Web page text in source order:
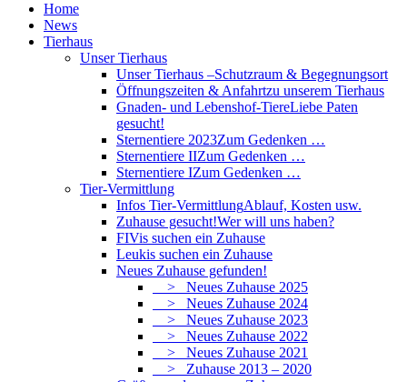
Home
News
Tierhaus
Unser Tierhaus
Unser Tierhaus –Schutzraum & Begegnungsort
Öffnungszeiten & Anfahrtzu unserem Tierhaus
Gnaden- und Lebenshof-TiereLiebe Paten
gesucht!
Sternentiere 2023Zum Gedenken …
Sternentiere IIZum Gedenken …
Sternentiere IZum Gedenken …
Tier-Vermittlung
Infos Tier-VermittlungAblauf, Kosten usw.
Zuhause gesucht!Wer will uns haben?
FIVis suchen ein Zuhause
Leukis suchen ein Zuhause
Neues Zuhause gefunden!
> Neues Zuhause 2025
> Neues Zuhause 2024
> Neues Zuhause 2023
> Neues Zuhause 2022
> Neues Zuhause 2021
> Zuhause 2013 – 2020